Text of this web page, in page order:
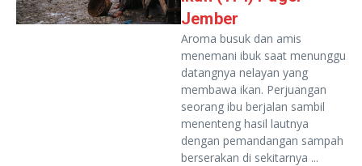
Jember
Aroma busuk dan amis
menemani ibuk saat menunggu
datangnya nelayan yang
membawa ikan. Perjuangan
seorang ibu berjalan sambil
menenteng hasil lautnya
dengan pemandangan sampah
berserakan di sekitarnya ...